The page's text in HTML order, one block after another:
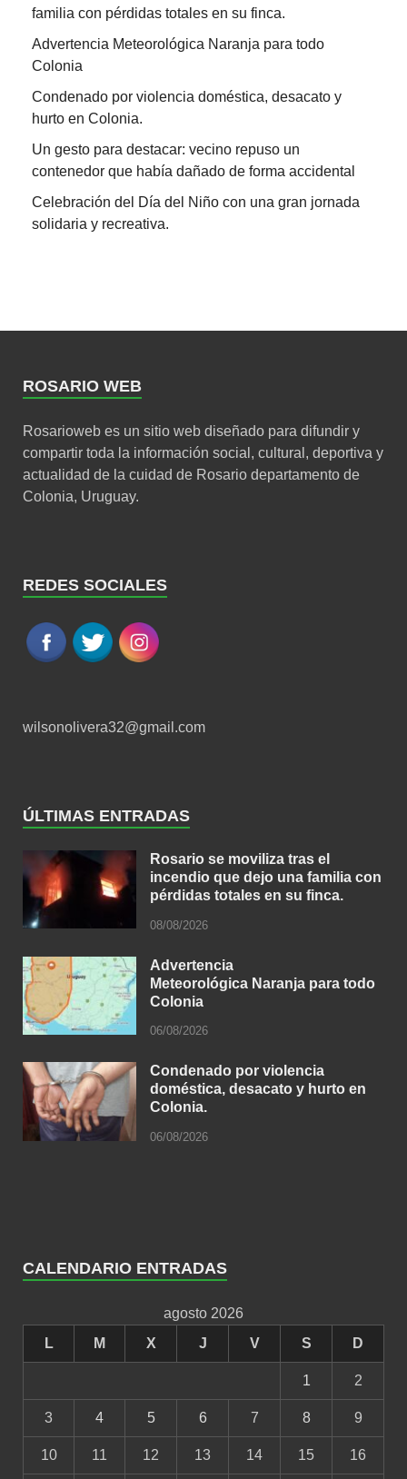
familia con pérdidas totales en su finca.
Advertencia Meteorológica Naranja para todo
Colonia
Condenado por violencia doméstica, desacato y
hurto en Colonia.
Un gesto para destacar: vecino repuso un
contenedor que había dañado de forma accidental
Celebración del Día del Niño con una gran jornada
solidaria y recreativa.
ROSARIO WEB
Rosarioweb es un sitio web diseñado para difundir y
compartir toda la información social, cultural, deportiva y
actualidad de la cuidad de Rosario departamento de
Colonia, Uruguay.
REDES SOCIALES
wilsonolivera32@gmail.com
ÚLTIMAS ENTRADAS
Rosario se moviliza tras el
incendio que dejo una familia con
pérdidas totales en su finca.
08/08/2026
Advertencia
Meteorológica Naranja para todo
Colonia
06/08/2026
Condenado por violencia
doméstica, desacato y hurto en
Colonia.
06/08/2026
CALENDARIO ENTRADAS
agosto 2026
L
M X J V S D
1 2
3 4 5 6 7 8 9
10 11 12 13 14 15 16